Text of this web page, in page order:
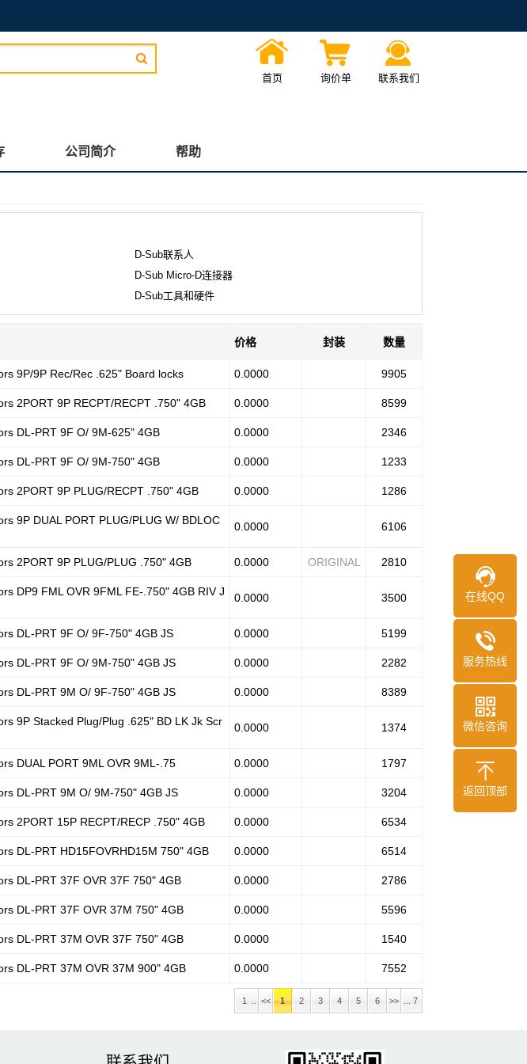
首页 询价单 联系我们
公司简介 帮助
D-Sub联系人
D-Sub Micro-D连接器
D-Sub工具和硬件
价格 封装 数量
9P/9P Rec/Rec .625" Board locks 0.0000 9905
2PORT 9P RECPT/RECPT .750" 4GB 0.0000 8599
DL-PRT 9F O/ 9M-625" 4GB 0.0000 2346
DL-PRT 9F O/ 9M-750" 4GB 0.0000 1233
2PORT 9P PLUG/RECPT .750" 4GB 0.0000 1286
9P DUAL PORT PLUG/PLUG W/ BDLOC
0.0000 6106
2PORT 9P PLUG/PLUG .750" 4GB 0.0000 ORIGINAL 2810
DP9 FML OVR 9FML FE-.750" 4GB RIV J
0.0000 3500
DL-PRT 9F O/ 9F-750" 4GB JS 0.0000 5199
DL-PRT 9F O/ 9M-750" 4GB JS 0.0000 2282
DL-PRT 9M O/ 9F-750" 4GB JS 0.0000 8389
9P Stacked Plug/Plug .625" BD LK Jk Scr
0.0000 1374
DUAL PORT 9ML OVR 9ML-.75 0.0000 1797
DL-PRT 9M O/ 9M-750" 4GB JS 0.0000 3204
2PORT 15P RECPT/RECP .750" 4GB 0.0000 6534
DL-PRT HD15FOVRHD15M 750" 4GB 0.0000 6514
DL-PRT 37F OVR 37F 750" 4GB 0.0000 2786
DL-PRT 37F OVR 37M 750" 4GB 0.0000 5596
DL-PRT 37M OVR 37F 750" 4GB 0.0000 1540
DL-PRT 37M OVR 37M 900" 4GB 0.0000 7552
1 .. << 1 2 3 4 5 6 >> ... 7
在线QQ
服务热线
微信咨询
返回顶部